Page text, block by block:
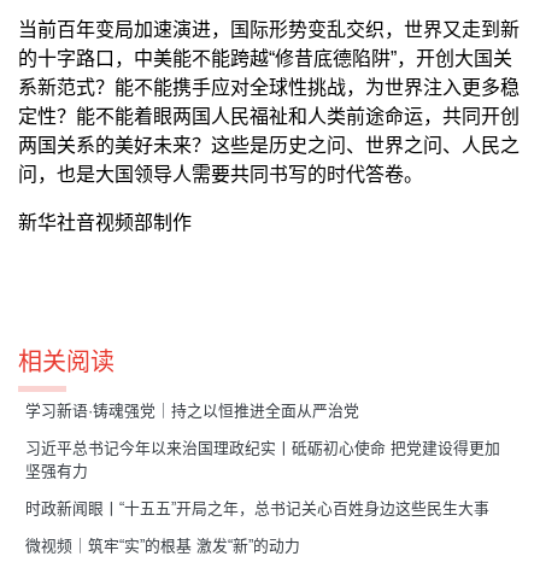
当前百年变局加速演进，国际形势变乱交织，世界又走到新
的十字路口，中美能不能跨越“修昔底德陷阱”，开创大国关
系新范式？能不能携手应对全球性挑战，为世界注入更多稳
定性？能不能着眼两国人民福祉和人类前途命运，共同开创
两国关系的美好未来？这些是历史之问、世界之问、人民之
问，也是大国领导人需要共同书写的时代答卷。
新华社音视频部制作
相关阅读
学习新语·铸魂强党｜持之以恒推进全面从严治党
习近平总书记今年以来治国理政纪实丨砥砺初心使命 把党建设得更加
坚强有力
时政新闻眼丨“十五五”开局之年，总书记关心百姓身边这些民生大事
微视频｜筑牢“实”的根基 激发“新”的动力